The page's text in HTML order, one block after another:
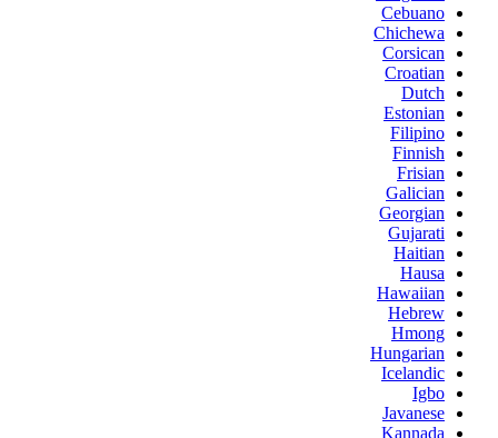
Cebuano
Chichewa
Corsican
Croatian
Dutch
Estonian
Filipino
Finnish
Frisian
Galician
Georgian
Gujarati
Haitian
Hausa
Hawaiian
Hebrew
Hmong
Hungarian
Icelandic
Igbo
Javanese
Kannada